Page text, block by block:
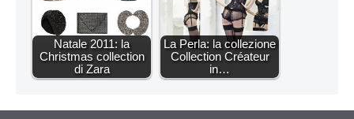
Natale 2011: la
Christmas collection
di Zara
La Perla: la collezione
Collection Créateur
in…